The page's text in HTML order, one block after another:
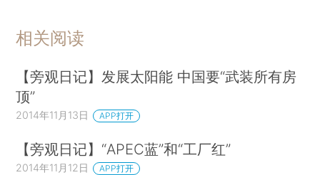
相关阅读
【旁观日记】发展太阳能 中国要“武装所有房
顶”
2014年11月13日 APP打开
【旁观日记】“APEC蓝”和“工厂红”
2014年11月12日 APP打开